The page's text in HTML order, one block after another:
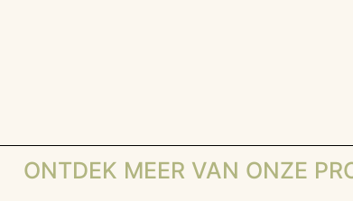
ONTDEK MEER VAN ONZE